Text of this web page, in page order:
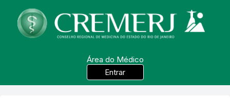
Área do Médico
Entrar